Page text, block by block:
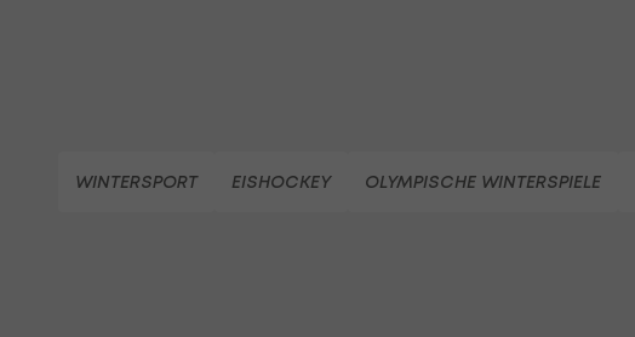
WINTERSPORT EISHOCKEY OLYMPISCHE WINTERSPIELE